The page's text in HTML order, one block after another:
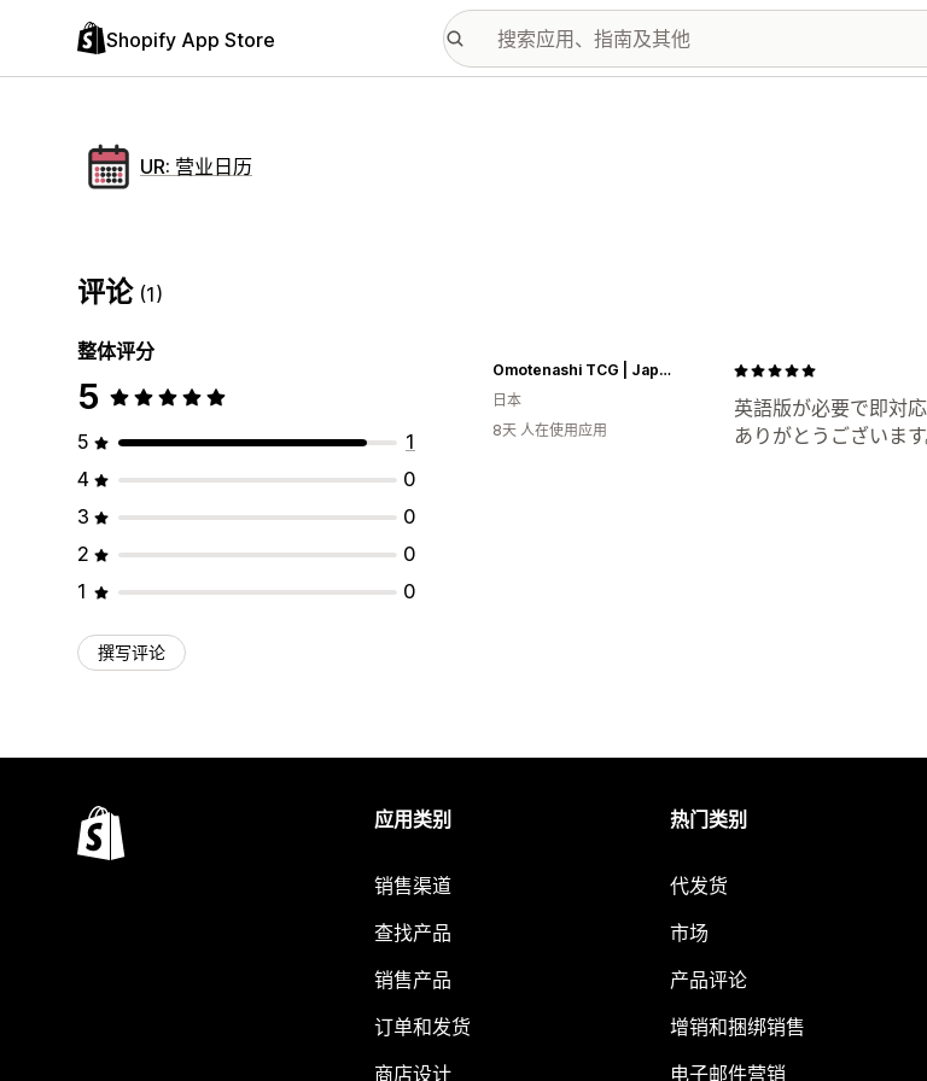
Shopify App Store
UR: 营业日历
评论 (1)
整体评分
5
5
1
4
0
3
0
2
0
1
0
撰写评论
英語版が必要で即対
ありがとうございます
Omotenashi TCG | Japanes Trading Card Game Store
日本
8天 人在使用应用
应用类别
销售渠道
查找产品
销售产品
订单和发货
商店设计
热门类别
代发货
市场
产品评论
增销和捆绑销售
电子邮件营销